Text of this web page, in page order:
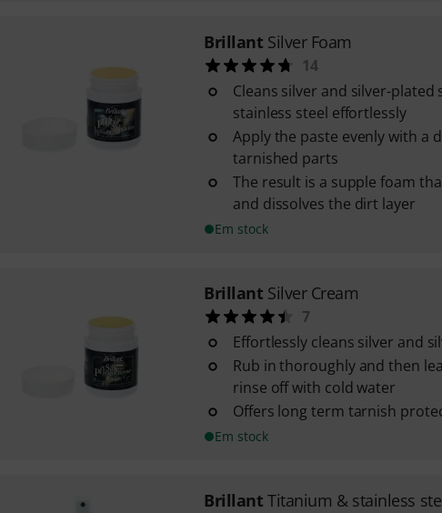
Brillant Silver Foam
14
Cleans silver and silver-plated
stainless steel effortlessly
Apply the paste evenly with a
tarnished parts
The result is a supple foam
and dissolves the dirt layer
Em stock
Brillant Silver Cream
7
Effortlessly cleans silver and
Rub in thoroughly and then
rinse off with cold water
Offers long term tarnish
Em stock
Brillant Titanium & stainless